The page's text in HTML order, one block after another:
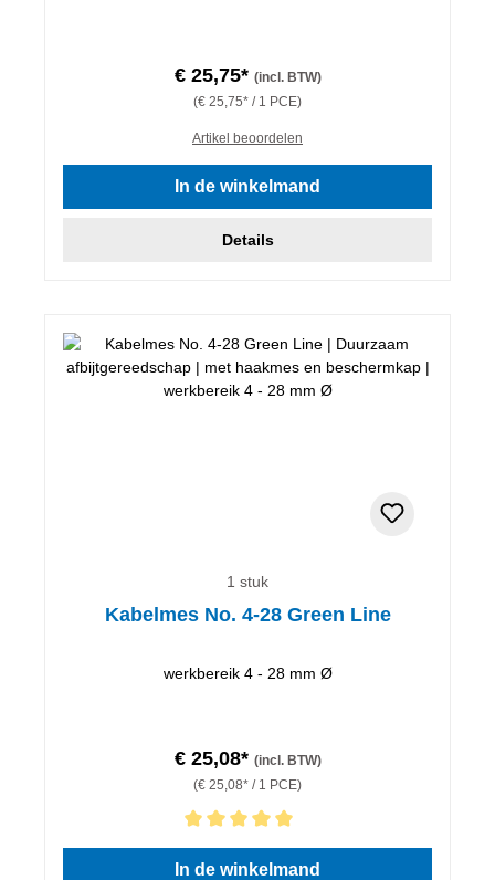
€ 25,75* (incl. BTW)
(€ 25,75* / 1 PCE)
Artikel beoordelen
In de winkelmand
Details
1 stuk
Kabelmes No. 4-28 Green Line
werkbereik 4 - 28 mm Ø
€ 25,08* (incl. BTW)
(€ 25,08* / 1 PCE)
Gemiddelde waardering van 5 van 5 sterren
In de winkelmand